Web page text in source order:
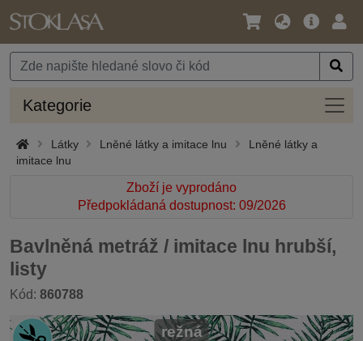
Jazyk
Měna
Hlavní
Kategorie
Látky Lněné látky a imitace lnu
Lněné látky a
imitace lnu
Zboží je vyprodáno
Předpokládaná dostupnost: 09/2026
Bavlněná metráž / imitace lnu hrubší,
listy
Kód: 860788
režná